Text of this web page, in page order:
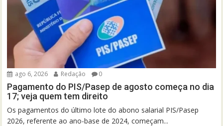
ago 6, 2026 Redação 0
Pagamento do PIS/Pasep de agosto começa no dia
17; veja quem tem direito
Os pagamentos do último lote do abono salarial PIS/Pasep
2026, referente ao ano-base de 2024, começam...